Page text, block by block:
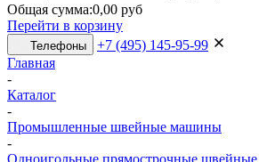
Общая сумма:0,00 руб
Перейти в корзину
Телефоны
+7 (495) 145-95-99
Главная
-
Каталог
-
Промышленные швейные машины
-